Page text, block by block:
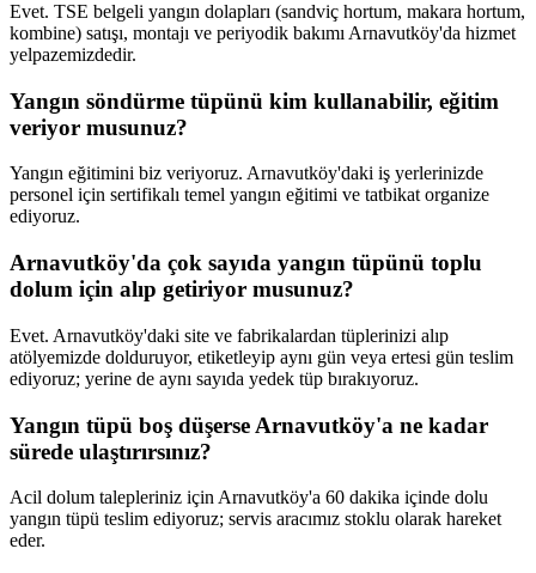
Evet. TSE belgeli yangın dolapları (sandviç hortum, makara hortum,
kombine) satışı, montajı ve periyodik bakımı Arnavutköy'da hizmet
yelpazemizdedir.
Yangın söndürme tüpünü kim kullanabilir, eğitim
veriyor musunuz?
Yangın eğitimini biz veriyoruz. Arnavutköy'daki iş yerlerinizde
personel için sertifikalı temel yangın eğitimi ve tatbikat organize
ediyoruz.
Arnavutköy'da çok sayıda yangın tüpünü toplu
dolum için alıp getiriyor musunuz?
Evet. Arnavutköy'daki site ve fabrikalardan tüplerinizi alıp
atölyemizde dolduruyor, etiketleyip aynı gün veya ertesi gün teslim
ediyoruz; yerine de aynı sayıda yedek tüp bırakıyoruz.
Yangın tüpü boş düşerse Arnavutköy'a ne kadar
sürede ulaştırırsınız?
Acil dolum talepleriniz için Arnavutköy'a 60 dakika içinde dolu
yangın tüpü teslim ediyoruz; servis aracımız stoklu olarak hareket
eder.